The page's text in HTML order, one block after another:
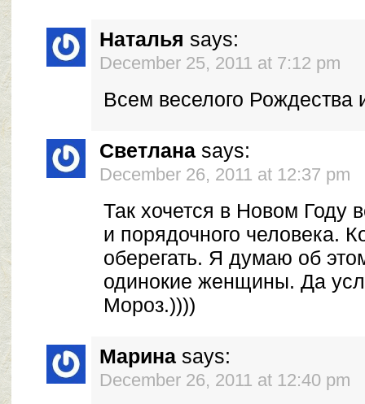
Наталья says:
December 25, 2011 at 7:12 pm
Всем веселого Рождества
Светлана says:
December 26, 2011 at 12:37 pm
Так хочется в Новом Году
и порядочного человека.
оберегать. Я думаю об
одинокие женщины. Да
Мороз.))))
Марина says:
December 26, 2011 at 12:40 pm